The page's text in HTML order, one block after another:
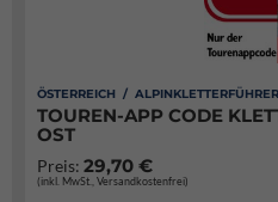
ÖSTERREICH /
TOUREN-APP CODE
OST
Preis: 29,70 €
(inkl. MwSt., Versandkostenfrei)